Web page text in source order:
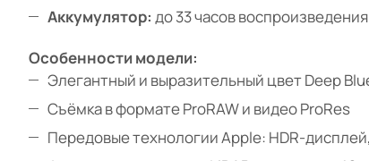
Аккумулятор: до 33 часов
Особенности модели:
Элегантный и выразительный цвет Deep
Съёмка в формате ProRAW и видео ProRes
Передовые технологии Apple: HDR-